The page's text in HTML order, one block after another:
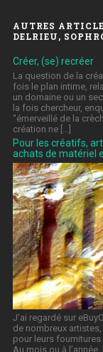
AUTRES
DELRIEU,
Créer, (se) recréer
La question de la
fois le plan intime,
un domaine ou un
la fois chercheur,
“émerveillé de la
création ne […]
Pour les créatifs,
achats de matériel
J’ai regardé sur
de nombreux
pour leurs
Au mois ou à